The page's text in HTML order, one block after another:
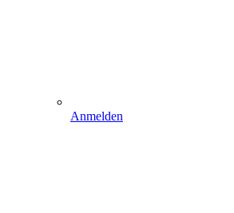
Anmelden